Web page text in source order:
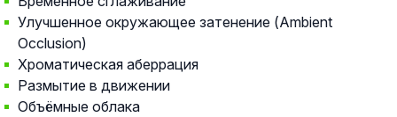
Улучшенное окружающее затенение (Ambient
Occlusion)
Хроматическая аберрация
Размытие в движении
Объёмные облака